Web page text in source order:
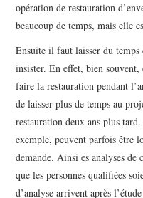
opération de restauration
beaucoup de temps, mais elle
Ensuite il faut laisser du
insister. En effet, bien souvent,
faire la restauration pendant
de laisser plus de temps au
restauration deux ans plus
exemple, peuvent parfois être
demande. Ainsi es analyses
que les personnes qualifiées
d’analyse arrivent après